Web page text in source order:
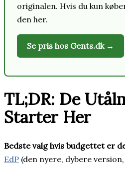
originalen. Hvis du kun
den her.
Se pris hos Gents.dk →
TL;DR: De
Starter Her
Bedste valg hvis budgettet er
EdP (den nyere, dybere